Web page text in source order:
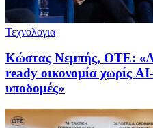
Τεχνολογια
Κώστας Νεμπής, ΟΤΕ:
ready οικονομία χωρίς
υποδομές»